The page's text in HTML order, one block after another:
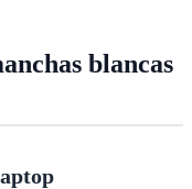
blancas